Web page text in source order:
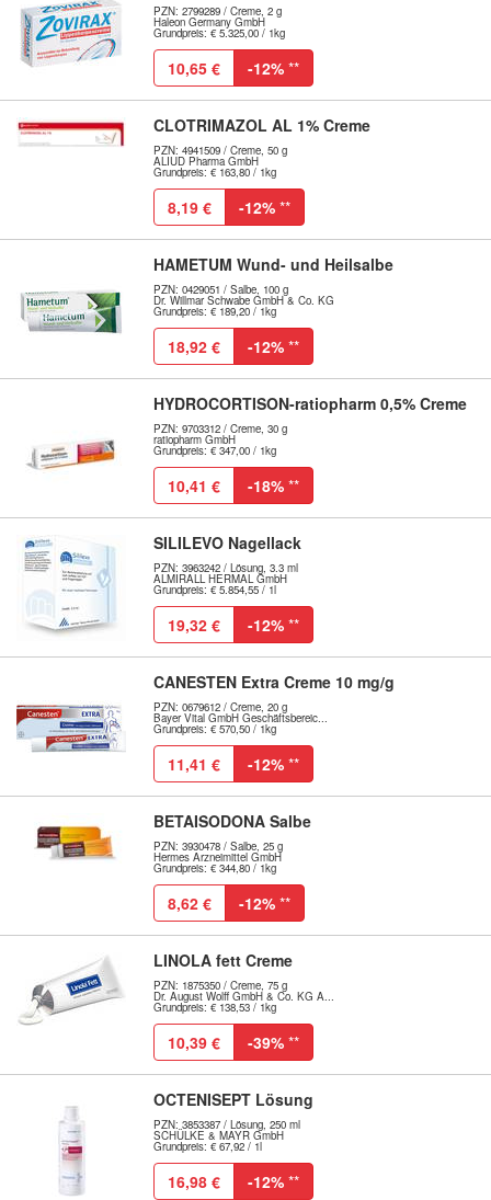
PZN: 2799289 / Creme, 2 g
Haleon Germany GmbH
Grundpreis: € 5.325,00 / 1kg
10,65 € -12% **
CLOTRIMAZOL AL 1% Creme
PZN: 4941509 / Creme, 50 g
ALIUD Pharma GmbH
Grundpreis: € 163,80 / 1kg
8,19 € -12% **
HAMETUM Wund- und Heilsalbe
PZN: 0429051 / Salbe, 100 g
Dr. Willmar Schwabe GmbH & Co. KG
Grundpreis: € 189,20 / 1kg
18,92 € -12% **
HYDROCORTISON-ratiopharm 0,5% Creme
PZN: 9703312 / Creme, 30 g
ratiopharm GmbH
Grundpreis: € 347,00 / 1kg
10,41 € -18% **
SILILEVO Nagellack
PZN: 3963242 / Lösung, 3.3 ml
ALMIRALL HERMAL GmbH
Grundpreis: € 5.854,55 / 1l
19,32 € -12% **
CANESTEN Extra Creme 10 mg/g
PZN: 0679612 / Creme, 20 g
Bayer Vital GmbH Geschäftsbereic...
Grundpreis: € 570,50 / 1kg
11,41 € -12% **
BETAISODONA Salbe
PZN: 3930478 / Salbe, 25 g
Hermes Arzneimittel GmbH
Grundpreis: € 344,80 / 1kg
8,62 € -12% **
LINOLA fett Creme
PZN: 1875350 / Creme, 75 g
Dr. August Wolff GmbH & Co. KG A...
Grundpreis: € 138,53 / 1kg
10,39 € -39% **
OCTENISEPT Lösung
PZN: 3853387 / Lösung, 250 ml
SCHÜLKE & MAYR GmbH
Grundpreis: € 67,92 / 1l
16,98 € -12% **